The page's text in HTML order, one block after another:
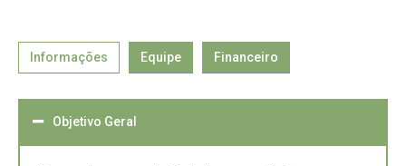
Informações Equipe Financeiro
Objetivo Geral